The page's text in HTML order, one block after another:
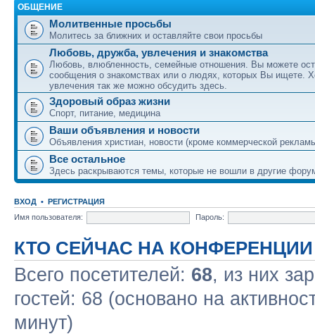
ОБЩЕНИЕ
Молитвенные просьбы
Молитесь за ближних и оставляйте свои просьбы
Любовь, дружба, увлечения и знакомства
Любовь, влюбленность, семейные отношения. Вы можете
сообщения о знакомствах или о людях, которых Вы ищете.
увлечения так же можно обсудить здесь.
Здоровый образ жизни
Спорт, питание, медицина
Ваши объявления и новости
Объявления христиан, новости (кроме коммерческой
Все остальное
Здесь раскрываются темы, которые не вошли в другие
ВХОД • РЕГИСТРАЦИЯ
Имя пользователя:
Пароль:
КТО СЕЙЧАС НА КОНФЕРЕНЦИИ
Всего посетителей: 68, из них
гостей: 68 (основано на
минут)